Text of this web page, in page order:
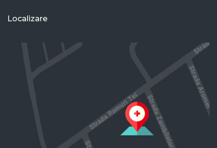
Localizare